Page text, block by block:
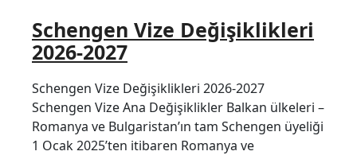
Schengen Vize Değişiklikleri
2026-2027
Schengen Vize Değişiklikleri 2026-2027
Schengen Vize Ana Değişiklikler Balkan ülkeleri –
Romanya ve Bulgaristan’ın tam Schengen üyeliği
1 Ocak 2025’ten itibaren Romanya ve